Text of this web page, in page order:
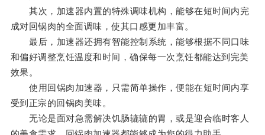
其次，加速器内置的特殊调味机构，能够在短时间内完
成对回锅肉的全面调味，使其口感更加丰富。
最后，加速器还拥有智能控制系统，能够根据不同口味
和偏好调整烹饪温度和时间，确保每一次烹饪都能达到完美
效果。
使用回锅肉加速器，只需简单操作，便能在短时间内享
受到正宗的回锅肉美味。
无论是面对急需解决饥肠辘辘的胃，或是迎合临时客人